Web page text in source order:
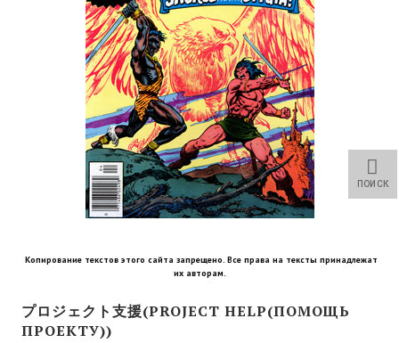
Doom 3 Remaster Fan Edition
X2 - The Threat Remaster Fan Edition
Quake III Arena Remaster Fan Edition
Star Trek Voyager Elite Force Remaster Fan Edition
Sacred Gold Remaster Fan Edition
Red Faction remaster Fan Edition
Age of Pirates: Caribbean Tales Remaster Fan Edition
Корсары 3 Сундук мертвеца Remaster Fan Edition
Копирование текстов этого сайта запрещено. Все права на тексты принадлежат
их авторам.
プロジェクト支援(PROJECT HELP(ПОМОЩЬ
ПРОЕКТУ))
ПОИСК